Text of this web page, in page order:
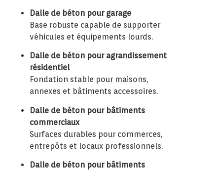
Dalle de béton pour garage
Base robuste capable de supporter
véhicules et équipements lourds.
Dalle de béton pour agrandissement
résidentiel
Fondation stable pour maisons,
annexes et bâtiments accessoires.
Dalle de béton pour bâtiments
commerciaux
Surfaces durables pour commerces,
entrepôts et locaux professionnels.
Dalle de béton pour bâtiments